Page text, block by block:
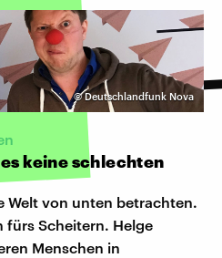
©Deutschlandfunk Nova
keine schlechten
Welt von unten betrachten.
fürs Scheitern. Helge
Menschen in